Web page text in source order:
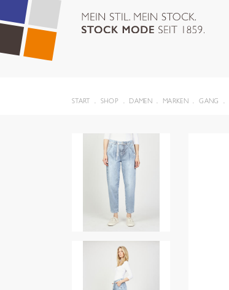
START SHOP DAMEN MARKEN GANG